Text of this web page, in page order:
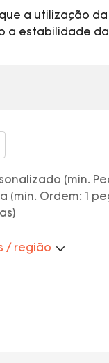
a utilização
estabilidade das
(min.
(min. Ordem: 1
/ região